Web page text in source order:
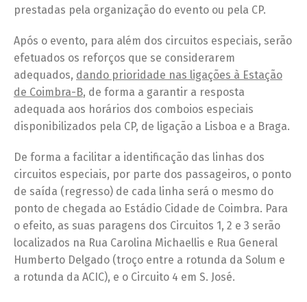
prestadas pela organização do evento ou pela CP.
Após o evento, para além dos circuitos especiais, serão
efetuados os reforços que se considerarem
adequados, dando prioridade nas ligações à Estação
de Coimbra-B, de forma a garantir a resposta
adequada aos horários dos comboios especiais
disponibilizados pela CP, de ligação a Lisboa e a Braga.
De forma a facilitar a identificação das linhas dos
circuitos especiais, por parte dos passageiros, o ponto
de saída (regresso) de cada linha será o mesmo do
ponto de chegada ao Estádio Cidade de Coimbra. Para
o efeito, as suas paragens dos Circuitos 1, 2 e 3 serão
localizados na Rua Carolina Michaellis e Rua General
Humberto Delgado (troço entre a rotunda da Solum e
a rotunda da ACIC), e o Circuito 4 em S. José.